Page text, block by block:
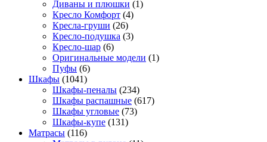
Диваны и плюшки (1)
Кресло Комфорт (4)
Кресла-груши (26)
Кресло-подушка (3)
Кресло-шар (6)
Оригинальные модели (1)
Пуфы (6)
Шкафы (1041)
Шкафы-пеналы (234)
Шкафы распашные (617)
Шкафы угловые (73)
Шкафы-купе (131)
Матрасы (116)